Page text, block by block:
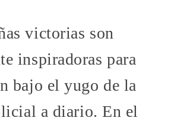
victorias son
inspiradoras para
bajo el yugo de la
a diario. En el